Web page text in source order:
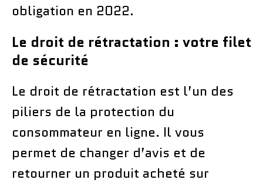
obligation en 2022.
Le droit de rétractation : votre filet
de sécurité
Le droit de rétractation est l’un des
piliers de la protection du
consommateur en ligne. Il vous
permet de changer d’avis et de
retourner un produit acheté sur